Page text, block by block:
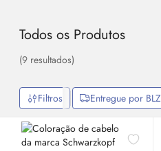
Todos os Produtos
(9 resultados)
Filtros Entregue por BLZ